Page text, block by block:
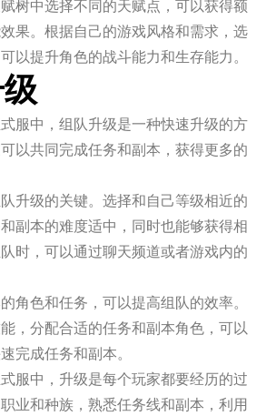
树中选择不同的天赋点，可以获得额
果。根据自己的游戏风格和需求，选
以提升角色的战斗能力和生存能力。
服中，组队升级是一种快速升级的方
以共同完成任务和副本，获得更多的
升级的关键。选择和自己等级相近的
副本的难度适中，同时也能够获得相
时，可以通过聊天频道或者游戏内的
角色和任务，可以提高组队的效率。
，分配合适的任务和副本角色，可以
完成任务和副本。
服中，升级是每个玩家都要经历的过
业和种族，熟悉任务线和副本，利用